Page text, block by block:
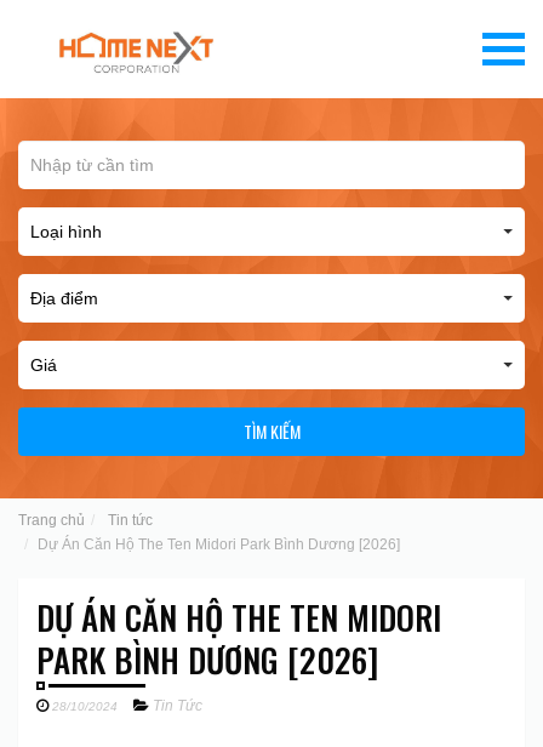
TÌM KIẾM
Trang chủ
Tin tức
Dự Án Căn Hộ The Ten Midori Park Bình Dương [2026]
DỰ ÁN CĂN HỘ THE TEN MIDORI
PARK BÌNH DƯƠNG [2026]
28/10/2024 Tin Tức